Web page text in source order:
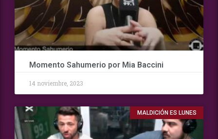
Momento Sahumerio por Mia Baccini
14 noviembre, 2023
MALDICIÓN ES LUNES